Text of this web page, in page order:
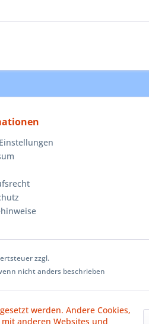
zzgl.
nicht anders beschrieben
werden. Andere Cookies,
anderen Websites und